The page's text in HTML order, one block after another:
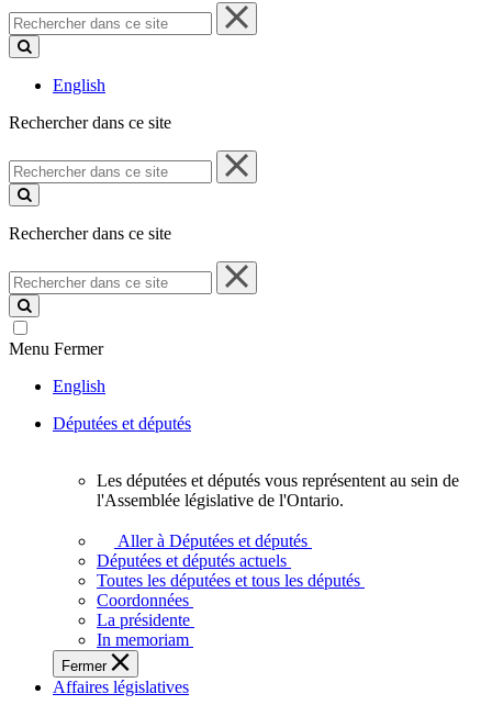
Rechercher
dans
ce
English
Rechercher dans ce site
Rechercher
dans
ce
Rechercher dans ce site
Rechercher
dans
ce
site
Menu Fermer
English
Députées et députés
députés
vous
représentent
sein
de
l'Assemblée
législative
Les députées et députés vous représentent au sein de
l'Assemblée législative de l'Ontario.
Aller à Députées et députés
Députées et députés actuels
Toutes les députées et tous les députés
Coordonnées
La présidente
In memoriam
Fermer
Affaires législatives